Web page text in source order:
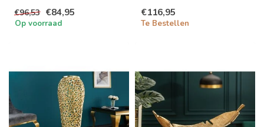
levertijd 1/2 wek...
€96,53 €84,95
Op voorraad
€116,95
Te Bestellen